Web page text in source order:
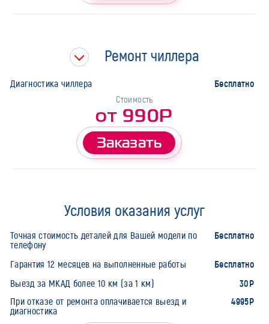
Ремонт чиллера
Диагностика чиллера Бесплатно
Стоимость
от 990Р
Заказать
Условия оказания услуг
Точная стоимость деталей для Вашей модели по
телефону
Бесплатно
Гарантия 12 месяцев на выполненные работы Бесплатно
Выезд за МКАД более 10 км (за 1 км) 30Р
При отказе от ремонта оплачивается выезд и
диагностика
4995Р